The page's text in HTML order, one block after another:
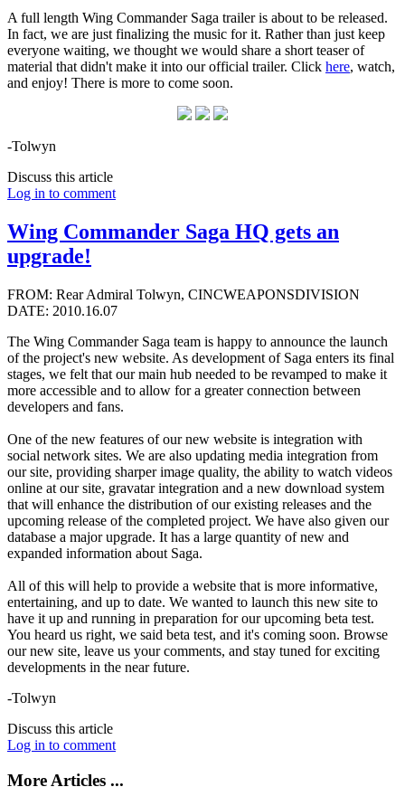
A full length Wing Commander Saga trailer is about to be released.
In fact, we are just finalizing the music for it. Rather than just keep
everyone waiting, we thought we would share a short teaser of
material that didn't make it into our official trailer. Click here, watch,
and enjoy! There is more to come soon.
-Tolwyn
Discuss this article
Log in to comment
Wing Commander Saga HQ gets an
upgrade!
FROM: Rear Admiral Tolwyn, CINCWEAPONSDIVISION
DATE: 2010.16.07
The Wing Commander Saga team is happy to announce the launch
of the project's new website. As development of Saga enters its final
stages, we felt that our main hub needed to be revamped to make it
more accessible and to allow for a greater connection between
developers and fans.
One of the new features of our new website is integration with
social network sites. We are also updating media integration from
our site, providing sharper image quality, the ability to watch videos
online at our site, gravatar integration and a new download system
that will enhance the distribution of our existing releases and the
upcoming release of the completed project. We have also given our
database a major upgrade. It has a large quantity of new and
expanded information about Saga.
All of this will help to provide a website that is more informative,
entertaining, and up to date. We wanted to launch this new site to
have it up and running in preparation for our upcoming beta test.
You heard us right, we said beta test, and it's coming soon. Browse
our new site, leave us your comments, and stay tuned for exciting
developments in the near future.
-Tolwyn
Discuss this article
Log in to comment
More Articles ...